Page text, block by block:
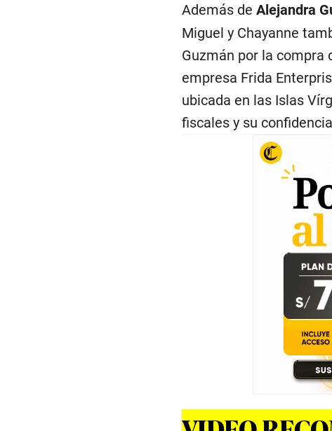
Además de Alejandra
Miguel y Chayanne
Guzmán por la compra
empresa Frida
ubicada en las Islas
fiscales y su